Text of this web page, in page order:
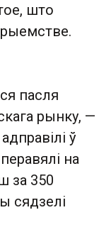
што
пасля
рынку, —
ў
на
за 350
сядзелі